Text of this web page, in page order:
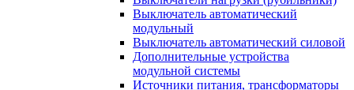
Выключатель автоматический
модульный
Выключатель автоматический силовой
Дополнительные устройства
модульной системы
Источники питания, трансформаторы